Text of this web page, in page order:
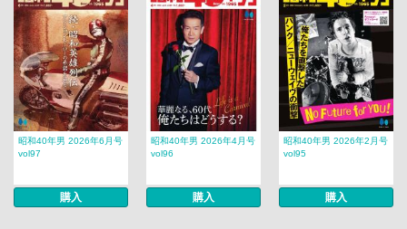
昭和40年男 2026年6月号
vol97
購入
昭和40年男 2026年4月号
vol96
購入
昭和40年男 2026年2月号
vol95
購入